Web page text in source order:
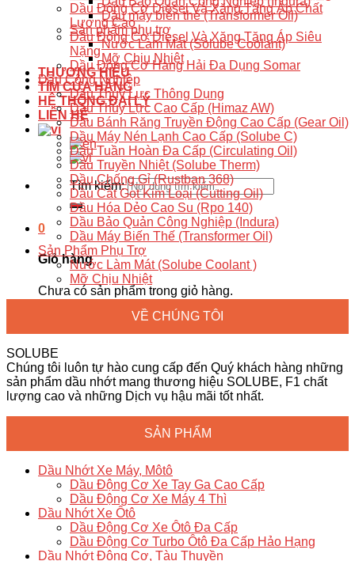
Dầu máy biến thế (Transformer Oil)
Sản phẩm phụ trợ
Nước Làm Mát (Solube Coolant)
Mỡ Chịu Nhiệt
THƯƠNG HIỆU
TÌM CỬA HÀNG
HỆ THỐNG ĐẠI LÝ
LIÊN HỆ
Tìm kiếm:
0
Giỏ hàng
Chưa có sản phẩm trong giỏ hàng.
Dầu Động Cơ Diesel Và Xăng Tăng Áp Chất
Lượng Cao
Dầu Động Cơ Diesel Và Xăng Tăng Áp Siêu
Nặng
Dầu Động Cơ Hàng Hải Đa Dụng Somar
Dầu Công Nghiệp
Dầu Thuỷ Lực Thông Dụng
Dầu Thủy Lực Cao Cấp (Himaz AW)
Dầu Bánh Răng Truyền Động Cao Cấp (Gear Oil)
Dầu Máy Nén Lạnh Cao Cấp (Solube C)
Dầu Tuần Hoàn Đa Cấp (Circulating Oil)
Dầu Truyền Nhiệt (Solube Therm)
Dầu Chống Gỉ (Rustban 368)
Dầu Cắt Gọt Kim Loại (Cutting Oil)
Dầu Hóa Dẻo Cao Su (Rpo 140)
Dầu Bảo Quản Công Nghiệp (Indura)
Dầu Máy Biến Thế (Transformer Oil)
Sản Phẩm Phụ Trợ
Nước Làm Mát (Solube Coolant )
Mỡ Chịu Nhiệt
VỀ CHÚNG TÔI
SOLUBE
Chúng tôi luôn tự hào cung cấp đến Quý khách hàng những
sản phẩm dầu nhớt mang thương hiệu SOLUBE, F1 chất
lượng cao và những Dịch vụ hậu mãi tốt nhất.
SẢN PHẨM
Dầu Nhớt Xe Máy, Môtô
Dầu Động Cơ Xe Tay Ga Cao Cấp
Dầu Động Cơ Xe Máy 4 Thì
Dầu Nhớt Xe Ôtô
Dầu Động Cơ Xe Ôtô Đa Cấp
Dầu Động Cơ Turbo Ôtô Đa Cấp Hảo Hạng
Dầu Nhớt Động Cơ, Tàu Thuyền